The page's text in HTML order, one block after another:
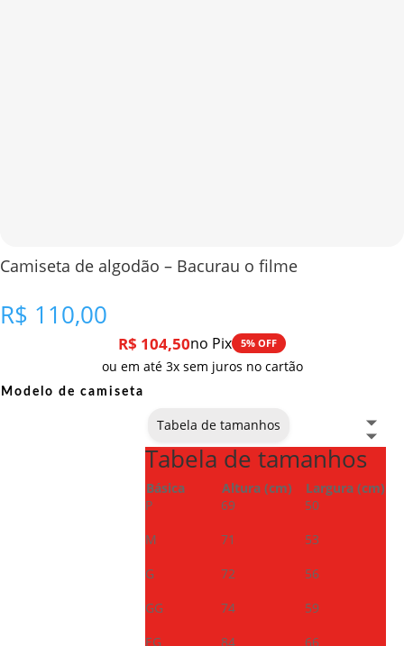
Camiseta de algodão – Bacurau o filme
R$ 110,00
R$ 104,50no Pix 5% OFF
ou em até 3x sem juros no cartão
Modelo de camiseta
Tabela de tamanhos
Tabela de tamanhos
Básica Altura (cm)
Largura (cm)
P
69
50
M
71
53
G
72
56
GG
74
59
EG
84
66